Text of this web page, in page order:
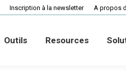
Inscription à la newsletter A propos
Outils Resources